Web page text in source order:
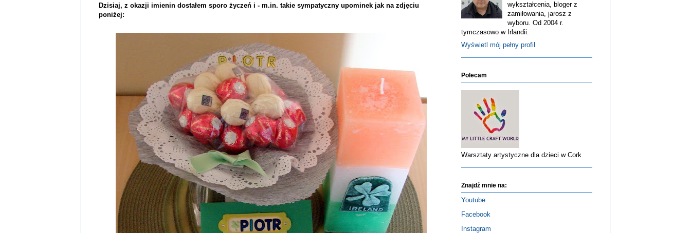
Dzisiaj, z okazji imienin dostałem sporo życzeń i - m.in. takie sympatyczny upominek jak na zdjęciu
poniżej:
wykształcenia, bloger z
zamiłowania, jarosz z
wyboru. Od 2004 r.
tymczasowo w Irlandii.
Wyświetl mój pełny profil
Polecam
Warsztaty artystyczne dla dzieci w Cork
Znajdź mnie na:
Youtube
Facebook
Instagram